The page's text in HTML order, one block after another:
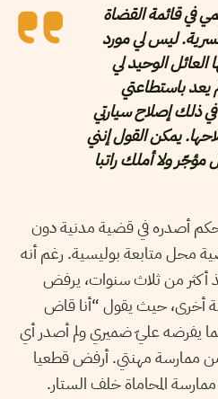
في قائمة القضاة
ليس لي مورد
الوحيد لي
يعد باستطاعتي
في ذلك إصلاح سيارتي
يمكن القول إنني
ولا أملك راتبا
أصدره في قضية مدنية دون
محل متابعة بوليسية. رغم أنه
أكثر من ثلاث سنوات، يرفض
أخرى، حيث يقول “أنا قاض
يفرضه عليّ ضميري ولم أصدر أي
ممارسة مهنتي. أرفض قطعيا
المحاماة خلف الستار.